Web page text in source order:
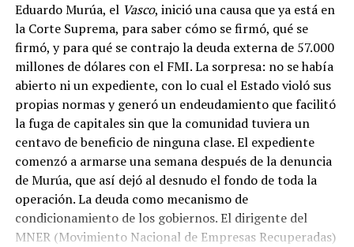
Eduardo Murúa, el Vasco, inició una causa que ya está en
la Corte Suprema, para saber cómo se firmó, qué se
firmó, y para qué se contrajo la deuda externa de 57.000
millones de dólares con el FMI. La sorpresa: no se había
abierto ni un expediente, con lo cual el Estado violó sus
propias normas y generó un endeudamiento que facilitó
la fuga de capitales sin que la comunidad tuviera un
centavo de beneficio de ninguna clase. El expediente
comenzó a armarse una semana después de la denuncia
de Murúa, que así dejó al desnudo el fondo de toda la
operación. La deuda como mecanismo de
condicionamiento de los gobiernos. El dirigente del
MNER (Movimiento Nacional de Empresas Recuperadas)